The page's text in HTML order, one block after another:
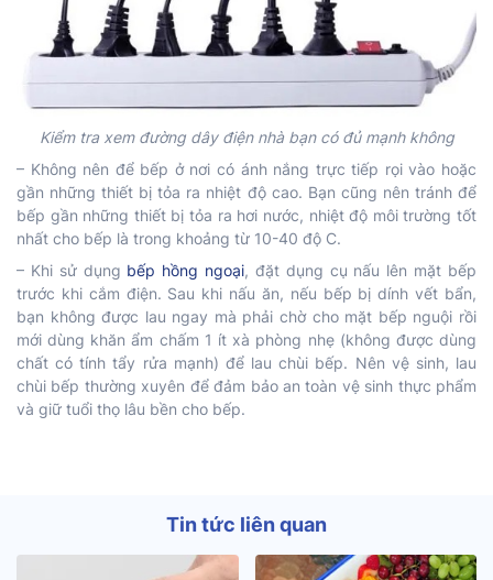
Kiểm tra xem đường dây điện nhà bạn có đủ mạnh không
– Không nên để bếp ở nơi có ánh nắng trực tiếp rọi vào hoặc
gần những thiết bị tỏa ra nhiệt độ cao. Bạn cũng nên tránh để
bếp gần những thiết bị tỏa ra hơi nước, nhiệt độ môi trường tốt
nhất cho bếp là trong khoảng từ 10-40 độ C.
– Khi sử dụng bếp hồng ngoại, đặt dụng cụ nấu lên mặt bếp
trước khi cắm điện. Sau khi nấu ăn, nếu bếp bị dính vết bẩn,
bạn không được lau ngay mà phải chờ cho mặt bếp nguội rồi
mới dùng khăn ẩm chấm 1 ít xà phòng nhẹ (không được dùng
chất có tính tẩy rửa mạnh) để lau chùi bếp. Nên vệ sinh, lau
chùi bếp thường xuyên để đảm bảo an toàn vệ sinh thực phẩm
và giữ tuổi thọ lâu bền cho bếp.
Tin tức liên quan